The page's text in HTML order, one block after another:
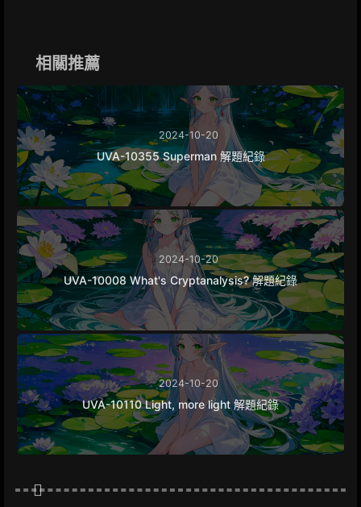
相關推薦
2024-10-20
UVA-10355 Superman 解題紀錄
2024-10-20
UVA-10008 What's Cryptanalysis? 解題紀錄
2024-10-20
UVA-10110 Light, more light 解題紀錄